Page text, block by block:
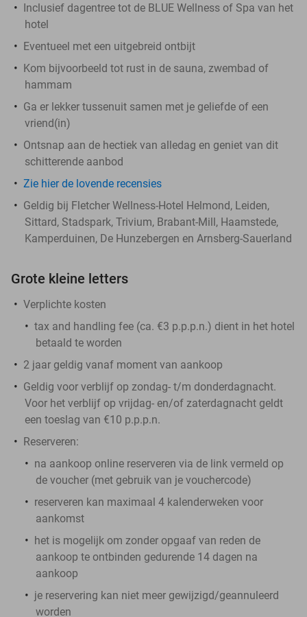
Inclusief dagentree tot de BLUE Wellness of Spa van het
hotel
Eventueel met een uitgebreid ontbijt
Kom bijvoorbeeld tot rust in de sauna, zwembad of
hammam
Ga er lekker tussenuit samen met je geliefde of een
vriend(in)
Ontsnap aan de hectiek van alledag en geniet van dit
schitterende aanbod
Zie hier de lovende recensies
Geldig bij Fletcher Wellness-Hotel Helmond, Leiden,
Sittard, Stadspark, Trivium, Brabant-Mill, Haamstede,
Kamperduinen, De Hunzebergen en Arnsberg-Sauerland
Grote kleine letters
Verplichte kosten
tax and handling fee (ca. €3 p.p.p.n.) dient in het hotel
betaald te worden
2 jaar geldig vanaf moment van aankoop
Geldig voor verblijf op zondag- t/m donderdagnacht.
Voor het verblijf op vrijdag- en/of zaterdagnacht geldt
een toeslag van €10 p.p.p.n.
Reserveren:
na aankoop online reserveren via de link vermeld op
de voucher (met gebruik van je vouchercode)
reserveren kan maximaal 4 kalenderweken voor
aankomst
het is mogelijk om zonder opgaaf van reden de
aankoop te ontbinden gedurende 14 dagen na
aankoop
je reservering kan niet meer gewijzigd/geannuleerd
worden